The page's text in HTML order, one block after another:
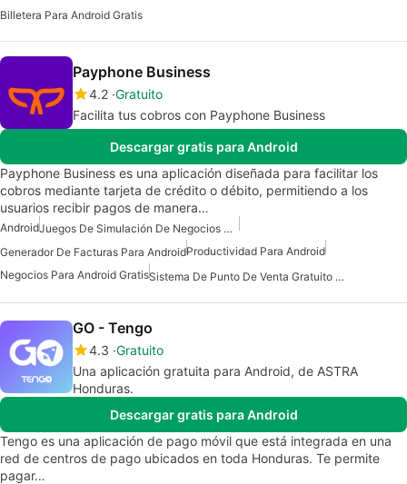
Billetera Para Android Gratis
Payphone Business
4.2 Gratuito
Facilita tus cobros con Payphone Business
Descargar gratis para Android
Payphone Business es una aplicación diseñada para facilitar los
cobros mediante tarjeta de crédito o débito, permitiendo a los
usuarios recibir pagos de manera…
Android
Juegos De Simulación De Negocios Para Android Gratis
Generador De Facturas Para AndroidProductividad Para Android
Negocios Para Android Gratis
Sistema De Punto De Venta Gratuito Para Android
GO - Tengo
4.3 Gratuito
Una aplicación gratuita para Android, de ASTRA
Honduras.
Descargar gratis para Android
Tengo es una aplicación de pago móvil que está integrada en una
red de centros de pago ubicados en toda Honduras. Te permite
pagar…